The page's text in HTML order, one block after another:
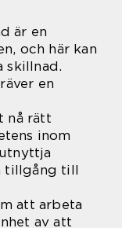
är en
och här kan
skillnad.
en
nå rätt
inom
tillgång till
att arbeta
av att